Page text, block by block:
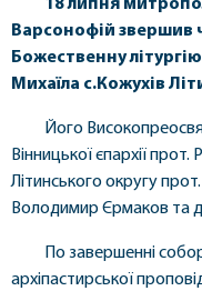
18 липня
Варсонофій звершив
Божественну
Михаїла с.Кожухів
Його
Вінницької єпархії
Літинського округу
Володимир Єрмаков та
По завершенні
архіпастирської